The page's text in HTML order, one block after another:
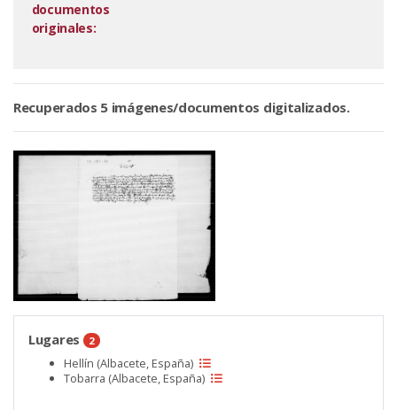
documentos
originales:
Recuperados 5 imágenes/documentos digitalizados.
Lugares 2
Hellín (Albacete, España)
Tobarra (Albacete, España)